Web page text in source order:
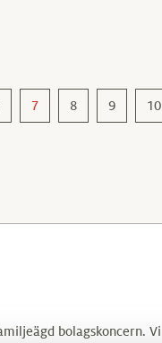
7 8 9 10
bolagskoncern. Vi